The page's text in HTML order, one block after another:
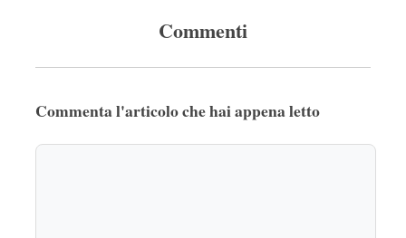
Commenti
Commenta l'articolo che hai appena letto